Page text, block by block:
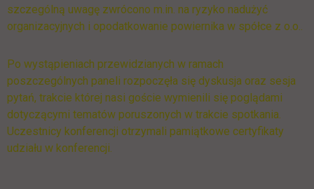
szczególną uwagę zwrócono m.in. na ryzyko nadużyć
organizacyjnych i opodatkowanie powiernika w spółce z o.o..
Po wystąpieniach przewidzianych w ramach
poszczególnych paneli rozpoczęła się dyskusja oraz sesja
pytań, trakcie której nasi goście wymienili się poglądami
dotyczącymi tematów poruszonych w trakcie spotkania.
Uczestnicy konferencji otrzymali pamiątkowe certyfikaty
udziału w konferencji.